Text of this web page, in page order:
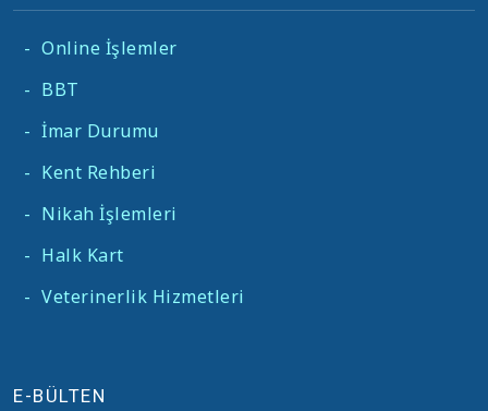
- Online İşlemler
- BBT
- İmar Durumu
- Kent Rehberi
- Nikah İşlemleri
- Halk Kart
- Veterinerlik Hizmetleri
E-BÜLTEN